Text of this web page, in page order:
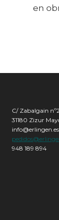
en
C/ Zabalgain
31180 Zizur
info@erlingen.es
948 189 894